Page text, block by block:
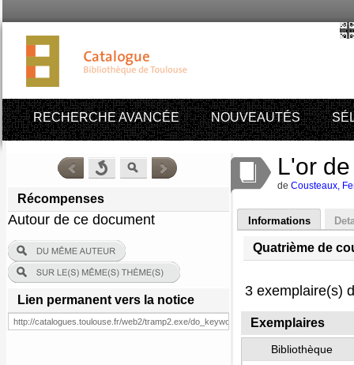
RECHERCHE AVANCÉE NOUVEAUTÉS
Récompenses
Autour de ce document
Lien permanent vers la notice
L'or
de Cousteaux,
Informations
Quatrième de
3 exemplaire(s)
Exemplaires
Bibliothèque